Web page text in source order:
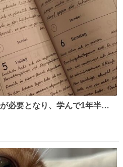
必要となり、学んで1年半に
して丸暗記した。読み書きに
は激減し、上級の表現を教え